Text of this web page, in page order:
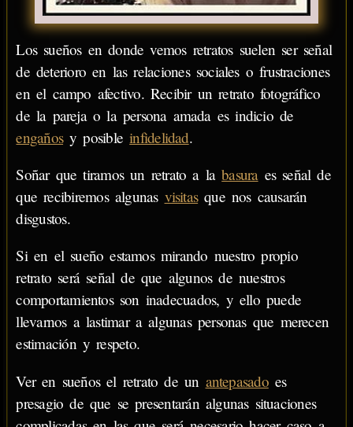
Los sueños en donde vemos retratos suelen ser señal
de deterioro en las relaciones sociales o frustraciones
en el campo afectivo. Recibir un retrato fotográfico
de la pareja o la persona amada es indicio de
engañosy posibleinfidelidad.
Soñar que tiramos un retrato a labasuraes señal de
que recibiremos algunas visitasque nos causarán
disgustos.
Si en el sueño estamos mirando nuestro propio
retrato será señal de que algunos de nuestros
comportamientos son inadecuados, y ello puede
llevarnos a lastimar a algunas personas que merecen
estimación y respeto.
Ver en sueños el retrato de un antepasadoes
presagio de que se presentarán algunas situaciones